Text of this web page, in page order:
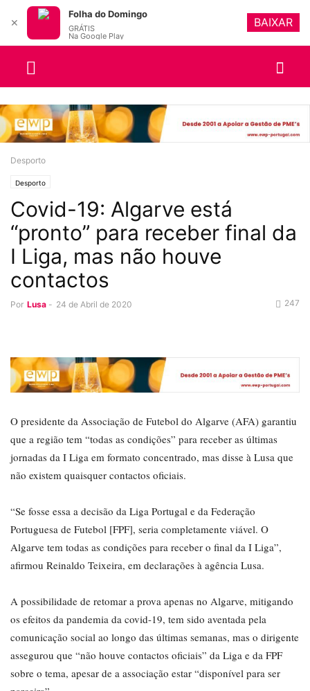
Desporto
Desporto
Covid-19: Algarve está
“pronto” para receber final da
I Liga, mas não houve
contactos
Por Lusa - 24 de Abril de 2020 247
O presidente da Associação de Futebol do Algarve (AFA) garantiu
que a região tem “todas as condições” para receber as últimas
jornadas da I Liga em formato concentrado, mas disse à Lusa que
não existem quaisquer contactos oficiais.
“Se fosse essa a decisão da Liga Portugal e da Federação
Portuguesa de Futebol [FPF], seria completamente viável. O
Algarve tem todas as condições para receber o final da I Liga”,
afirmou Reinaldo Teixeira, em declarações à agência Lusa.
A possibilidade de retomar a prova apenas no Algarve, mitigando
os efeitos da pandemia da covid-19, tem sido aventada pela
comunicação social ao longo das últimas semanas, mas o dirigente
assegurou que “não houve contactos oficiais” da Liga e da FPF
sobre o tema, apesar de a associação estar “disponível para ser
✕
Folha do Domingo
GRÁTIS
Na Google Play
BAIXAR